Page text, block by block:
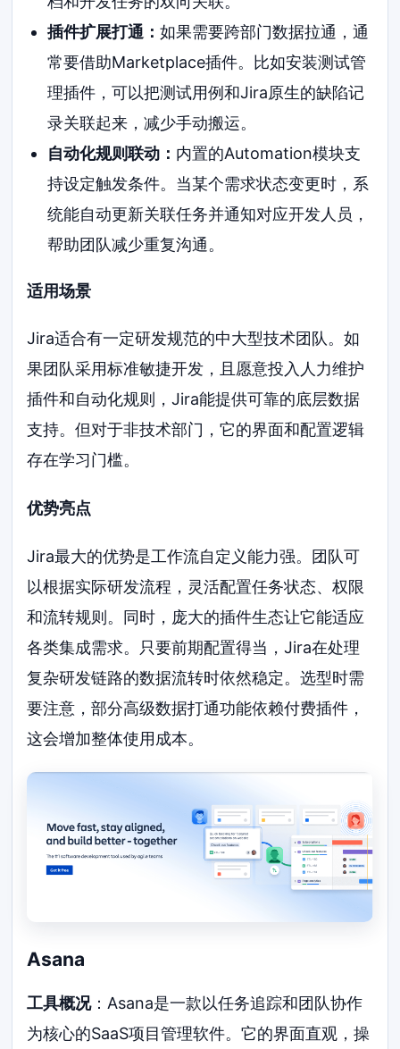
插件扩展打通： 如果需要跨部门数据拉通，通
常要借助Marketplace插件。比如安装测试管
理插件，可以把测试用例和Jira原生的缺陷记
录关联起来，减少手动搬运。
自动化规则联动： 内置的Automation模块支
持设定触发条件。当某个需求状态变更时，系
统能自动更新关联任务并通知对应开发人员，
帮助团队减少重复沟通。
适用场景
Jira适合有一定研发规范的中大型技术团队。如
果团队采用标准敏捷开发，且愿意投入人力维护
插件和自动化规则，Jira能提供可靠的底层数据
支持。但对于非技术部门，它的界面和配置逻辑
存在学习门槛。
优势亮点
Jira最大的优势是工作流自定义能力强。团队可
以根据实际研发流程，灵活配置任务状态、权限
和流转规则。同时，庞大的插件生态让它能适应
各类集成需求。只要前期配置得当，Jira在处理
复杂研发链路的数据流转时依然稳定。选型时需
要注意，部分高级数据打通功能依赖付费插件，
这会增加整体使用成本。
Asana
工具概况：Asana是一款以任务追踪和团队协作
为核心的SaaS项目管理软件。它的界面直观，操